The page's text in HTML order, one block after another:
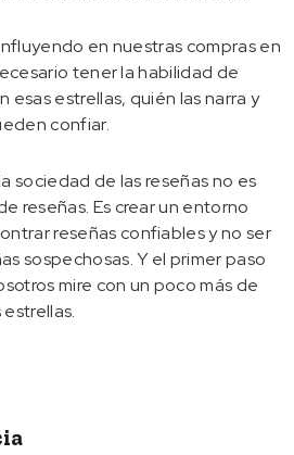
en nuestras compras en
tener la habilidad de
esas estrellas, quién las narra y
confiar.
sociedad de las reseñas no es
reseñas. Es crear un entorno
reseñas confiables y no ser
sospechosas. Y el primer paso
mire con un poco más de